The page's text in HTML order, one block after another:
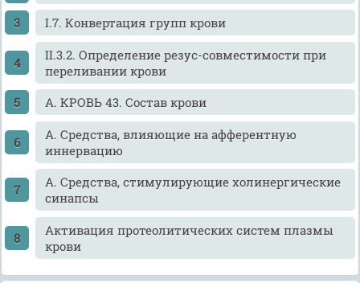
I.7. Конвертация групп крови
II.3.2. Определение резус-совместимости при
переливании крови
А. КРОВЬ 43. Состав крови
А. Средства, влияющие на афферентную
иннервацию
А. Средства, стимулирующие холинергические
синапсы
Активация протеолитических систем плазмы
крови